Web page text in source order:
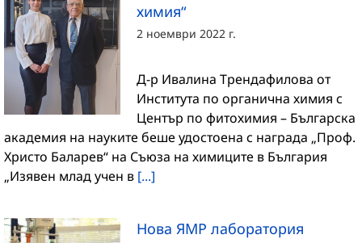
химия“
2 ноември 2022 г.
Д-р Ивалина Трендафилова от
Института по органична химия с
Център по фитохимия – Българска
академия на науките беше удостоена с награда „Проф.
Христо Баларев“ на Съюза на химиците в България
„Изявен млад учен в [...]
Нова ЯМР лаборатория